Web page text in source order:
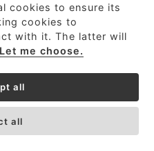
(NEMS) FTIR analyzátor
cookies to ensure its
cookies to
with it. The latter will
Let me choose.
all
all